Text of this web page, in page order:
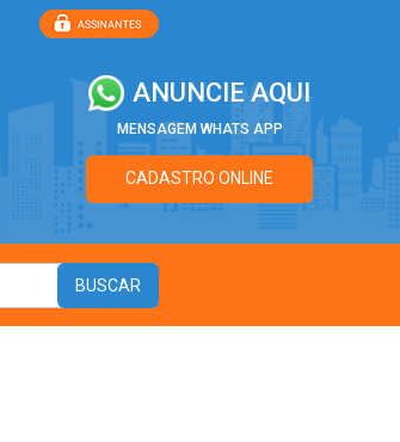
ANUNCIE AQUI
MENSAGEM WHATS APP
CADASTRO ONLINE